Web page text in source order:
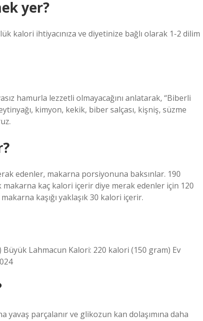
yer?
kalori ihtiyacınıza ve diyetinize bağlı olarak 1-2 dilim
hamurla lezzetli olmayacağını anlatarak, “Biberli
kimyon, kekik, biber salçası, kişniş, süzme
edenler, makarna porsiyonuna baksınlar. 190
makarna kaç kalori içerir diye merak edenler için 120
kaşığı yaklaşık 30 kalori içerir.
Lahmacun Kalori: 220 kalori (150 gram) Ev
parçalanır ve glikozun kan dolaşımına daha